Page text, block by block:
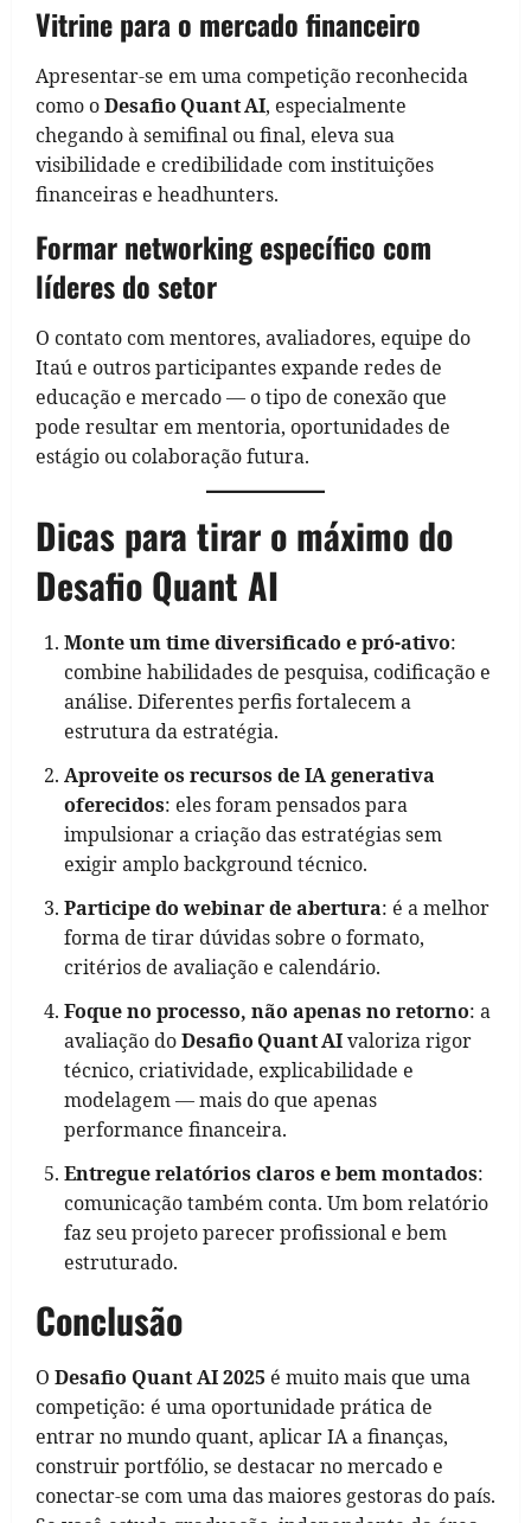
Vitrine para o mercado financeiro
Apresentar-se em uma competição reconhecida
como oDesafio Quant AI, especialmente
chegando à semifinal ou final, eleva sua
visibilidade e credibilidade com instituições
financeiras e headhunters.
Formar networking específico com
líderes do setor
O contato com mentores, avaliadores, equipe do
Itaú e outros participantes expande redes de
educação e mercado — o tipo de conexão que
pode resultar em mentoria, oportunidades de
estágio ou colaboração futura.
Dicas para tirar o máximo do
Desafio Quant AI
Monte um time diversificado e pró‑ativo:
combine habilidades de pesquisa, codificação e
análise. Diferentes perfis fortalecem a
estrutura da estratégia.
Aproveite os recursos de IA generativa
oferecidos: eles foram pensados para
impulsionar a criação das estratégias sem
exigir amplo background técnico.
Participe do webinar de abertura: é a melhor
forma de tirar dúvidas sobre o formato,
critérios de avaliação e calendário.
Foque no processo, não apenas no retorno: a
avaliação doDesafio Quant AIvaloriza rigor
técnico, criatividade, explicabilidade e
modelagem — mais do que apenas
performance financeira.
Entregue relatórios claros e bem montados:
comunicação também conta. Um bom relatório
faz seu projeto parecer profissional e bem
estruturado.
Conclusão
O Desafio Quant AI 2025 é muito mais que uma
competição: é uma oportunidade prática de
entrar no mundo quant, aplicar IA a finanças,
construir portfólio, se destacar no mercado e
conectar-se com uma das maiores gestoras do país.